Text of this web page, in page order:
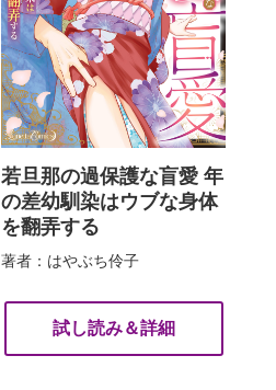
若旦那の過保護な盲愛 年
の差幼馴染はウブな身体
を翻弄する
著者：はやぶち伶子
試し読み＆詳細